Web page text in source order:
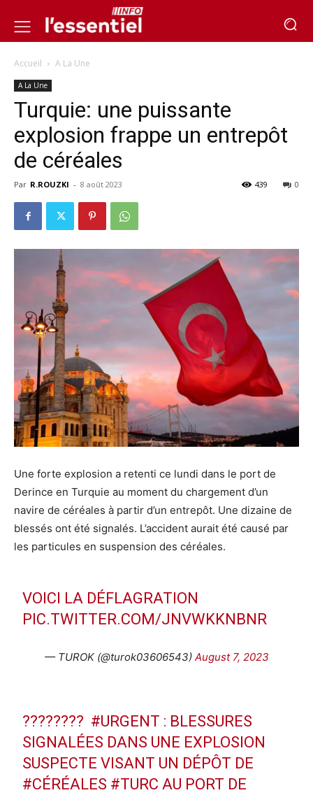
Accueil A La Une
A La Une
Turquie: une puissante
explosion frappe un entrepôt
de céréales
Par R.ROUZKI - 8 août 2023 0
439
Une forte explosion a retenti ce lundi dans le port de
Derince en Turquie au moment du chargement d’un
navire de céréales à partir d’un entrepôt. Une dizaine de
blessés ont été signalés. L’accident aurait été causé par
les particules en suspension des céréales.
VOICI LA DÉFLAGRATION
PIC.TWITTER.COM/JNVWKKNBNR
— TUROK (@turok03606543) August 7, 2023
???????? #URGENT : BLESSURES
SIGNALÉES DANS UNE EXPLOSION
SUSPECTE VISANT UN DÉPÔT DE
#CÉRÉALES #TURC AU PORT DE